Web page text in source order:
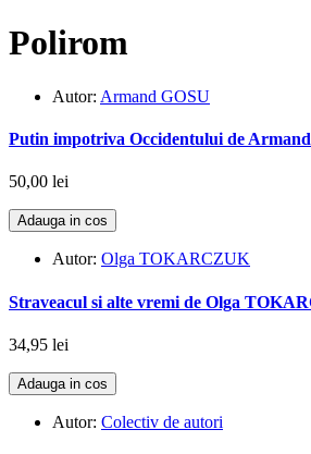
Polirom
Autor: Armand GOSU
Putin impotriva Occidentului de
50,00 lei
Adauga in cos
Autor: Olga TOKARCZUK
Straveacul si alte vremi de Olga
34,95 lei
Adauga in cos
Autor: Colectiv de autori